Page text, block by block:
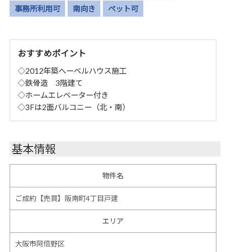
事務所利用可 南向き ペット可
おすすめポイント
◇2012年築へーベルハウス施工
◇鉄骨造 3階建て
◇ホームエレベーター付き
◇3Fは2面バルコニー（北・南）
基本情報
物件名
ご成約【売買】阪南町4丁目戸建
エリア
大阪市阿倍野区